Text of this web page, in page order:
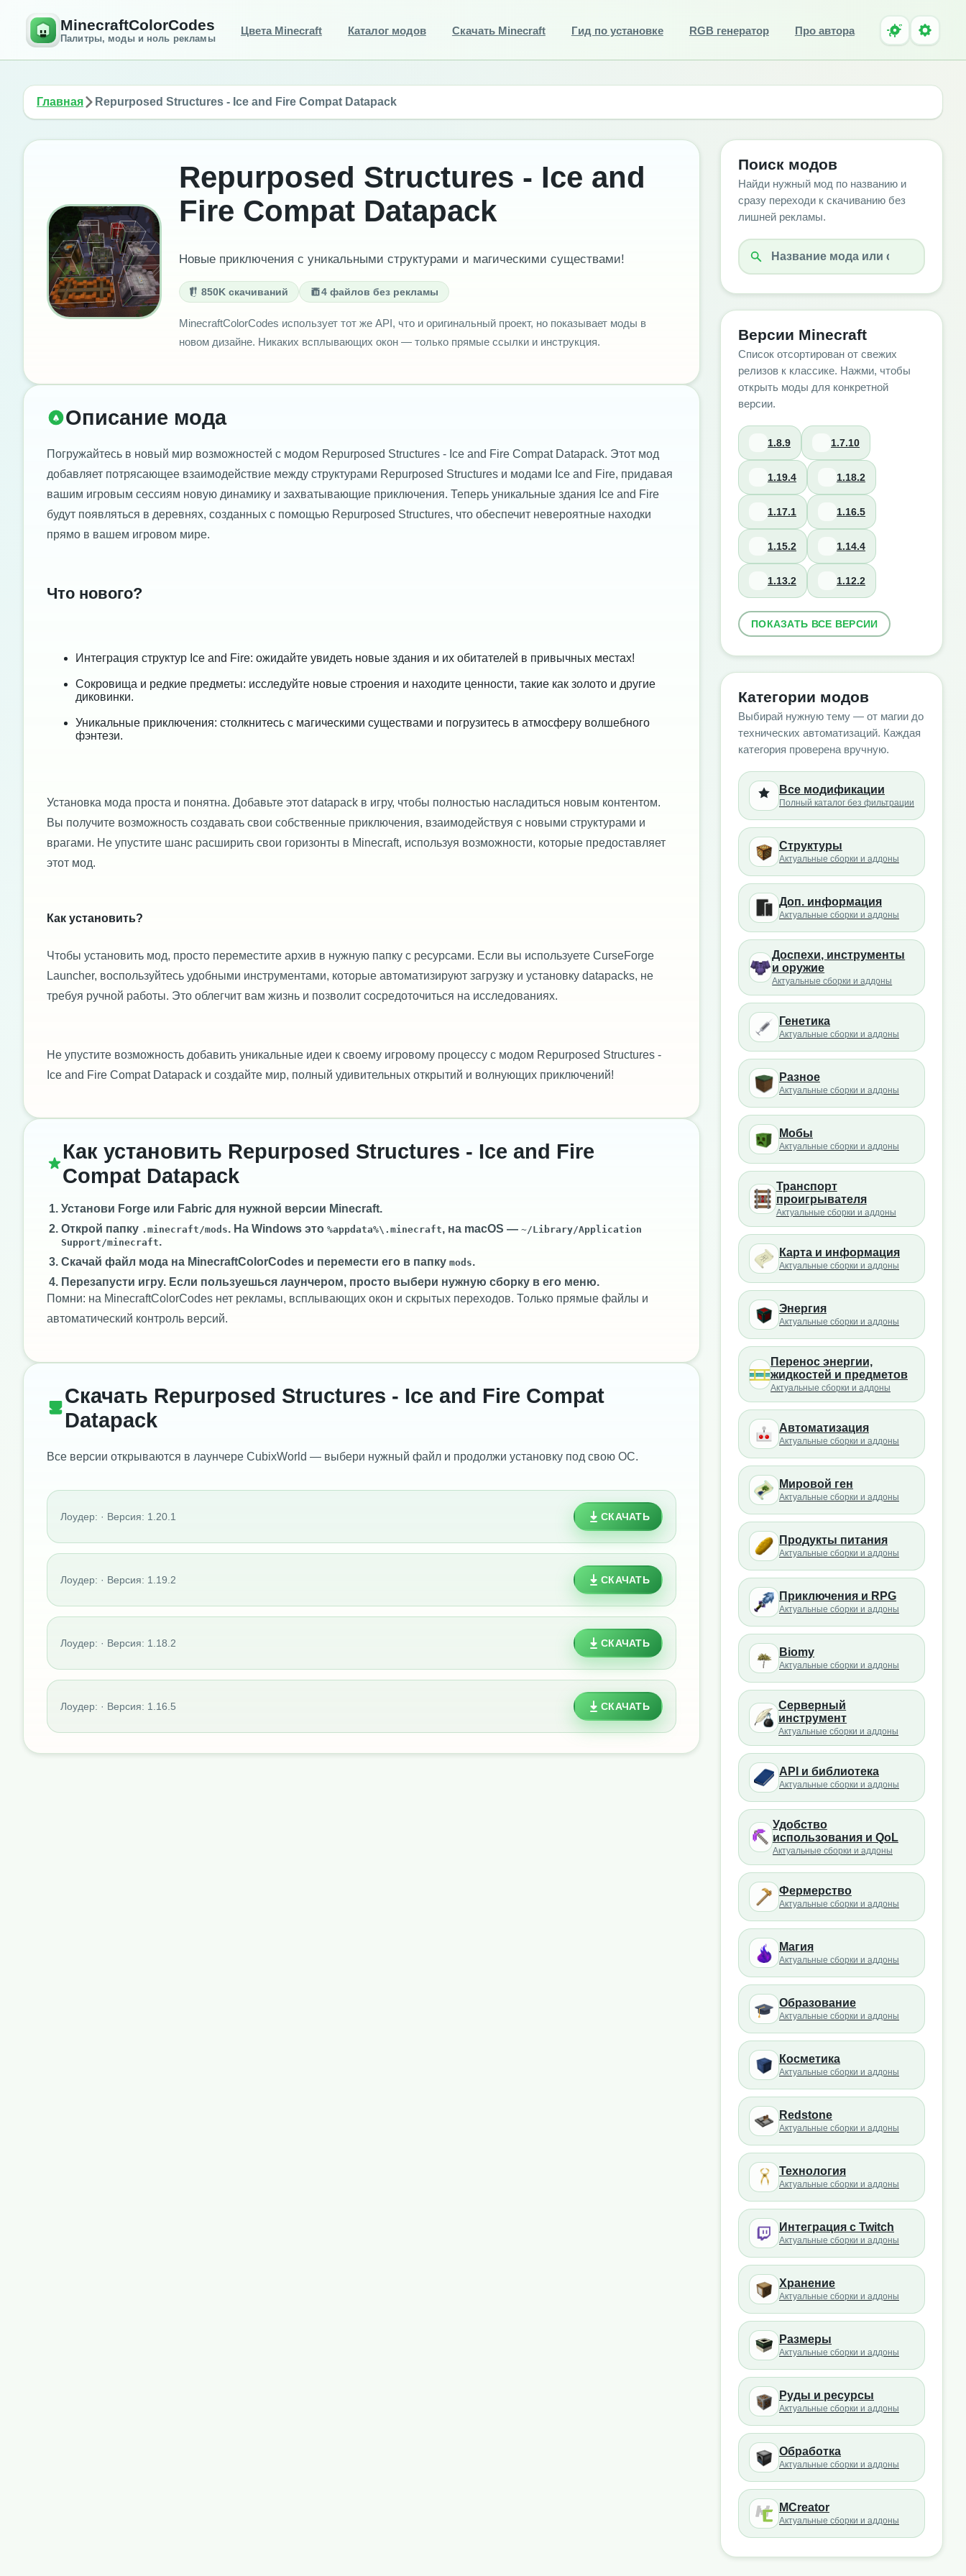
MinecraftColorCodes
Палитры, моды и ноль рекламы
Цвета Minecraft Каталог модов Скачать Minecraft Гид по установке RGB генератор Про автора
Главная Repurposed Structures - Ice and Fire Compat Datapack
Repurposed Structures - Ice and
Fire Compat Datapack
Новые приключения с уникальными структурами и магическими существами!
850K скачиваний 4 файлов без рекламы
MinecraftColorCodes использует тот же API, что и оригинальный проект, но показывает моды в
новом дизайне. Никаких всплывающих окон — только прямые ссылки и инструкция.
Описание мода
Погружайтесь в новый мир возможностей с модом Repurposed Structures - Ice and Fire Compat Datapack. Этот мод
добавляет потрясающее взаимодействие между структурами Repurposed Structures и модами Ice and Fire, придавая
вашим игровым сессиям новую динамику и захватывающие приключения. Теперь уникальные здания Ice and Fire
будут появляться в деревнях, созданных с помощью Repurposed Structures, что обеспечит невероятные находки
прямо в вашем игровом мире.
Что нового?
Интеграция структур Ice and Fire: ожидайте увидеть новые здания и их обитателей в привычных местах!
Сокровища и редкие предметы: исследуйте новые строения и находите ценности, такие как золото и другие
диковинки.
Уникальные приключения: столкнитесь с магическими существами и погрузитесь в атмосферу волшебного
фэнтези.
Установка мода проста и понятна. Добавьте этот datapack в игру, чтобы полностью насладиться новым контентом.
Вы получите возможность создавать свои собственные приключения, взаимодействуя с новыми структурами и
врагами. Не упустите шанс расширить свои горизонты в Minecraft, используя возможности, которые предоставляет
этот мод.
Как установить?
Чтобы установить мод, просто переместите архив в нужную папку с ресурсами. Если вы используете CurseForge
Launcher, воспользуйтесь удобными инструментами, которые автоматизируют загрузку и установку datapacks, не
требуя ручной работы. Это облегчит вам жизнь и позволит сосредоточиться на исследованиях.
Не упустите возможность добавить уникальные идеи к своему игровому процессу с модом Repurposed Structures -
Ice and Fire Compat Datapack и создайте мир, полный удивительных открытий и волнующих приключений!
Как установить Repurposed Structures - Ice and Fire
Compat Datapack
Установи Forge или Fabric для нужной версии Minecraft.
Открой папку .minecraft/mods. На Windows это %appdata%\.minecraft, на macOS — ~/Library/Application
Support/minecraft.
Скачай файл мода на MinecraftColorCodes и перемести его в папку mods.
Перезапусти игру. Если пользуешься лаунчером, просто выбери нужную сборку в его меню.
Помни: на MinecraftColorCodes нет рекламы, всплывающих окон и скрытых переходов. Только прямые файлы и
автоматический контроль версий.
Скачать Repurposed Structures - Ice and Fire Compat
Datapack
Все версии открываются в лаунчере CubixWorld — выбери нужный файл и продолжи установку под свою ОС.
Лоудер: · Версия: 1.20.1 СКАЧАТЬ
Лоудер: · Версия: 1.19.2 СКАЧАТЬ
Лоудер: · Версия: 1.18.2 СКАЧАТЬ
Лоудер: · Версия: 1.16.5 СКАЧАТЬ
Поиск модов
Найди нужный мод по названию и
сразу переходи к скачиванию без
лишней рекламы.
Версии Minecraft
Список отсортирован от свежих
релизов к классике. Нажми, чтобы
открыть моды для конкретной
версии.
1.8.9 1.7.10
1.19.4 1.18.2
1.17.1 1.16.5
1.15.2 1.14.4
1.13.2 1.12.2
ПОКАЗАТЬ ВСЕ ВЕРСИИ
Категории модов
Выбирай нужную тему — от магии до
технических автоматизаций. Каждая
категория проверена вручную.
Все модификации
Полный каталог без фильтрации
Структуры
Актуальные сборки и аддоны
Доп. информация
Актуальные сборки и аддоны
Доспехи, инструменты
и оружие
Актуальные сборки и аддоны
Генетика
Актуальные сборки и аддоны
Разное
Актуальные сборки и аддоны
Мобы
Актуальные сборки и аддоны
Транспорт
проигрывателя
Актуальные сборки и аддоны
Карта и информация
Актуальные сборки и аддоны
Энергия
Актуальные сборки и аддоны
Перенос энергии,
жидкостей и предметов
Актуальные сборки и аддоны
Автоматизация
Актуальные сборки и аддоны
Мировой ген
Актуальные сборки и аддоны
Продукты питания
Актуальные сборки и аддоны
Приключения и RPG
Актуальные сборки и аддоны
Biomy
Актуальные сборки и аддоны
Серверный
инструмент
Актуальные сборки и аддоны
API и библиотека
Актуальные сборки и аддоны
Удобство
использования и QoL
Актуальные сборки и аддоны
Фермерство
Актуальные сборки и аддоны
Магия
Актуальные сборки и аддоны
Образование
Актуальные сборки и аддоны
Косметика
Актуальные сборки и аддоны
Redstone
Актуальные сборки и аддоны
Технология
Актуальные сборки и аддоны
Интеграция с Twitch
Актуальные сборки и аддоны
Хранение
Актуальные сборки и аддоны
Размеры
Актуальные сборки и аддоны
Руды и ресурсы
Актуальные сборки и аддоны
Обработка
Актуальные сборки и аддоны
MCreator
Актуальные сборки и аддоны